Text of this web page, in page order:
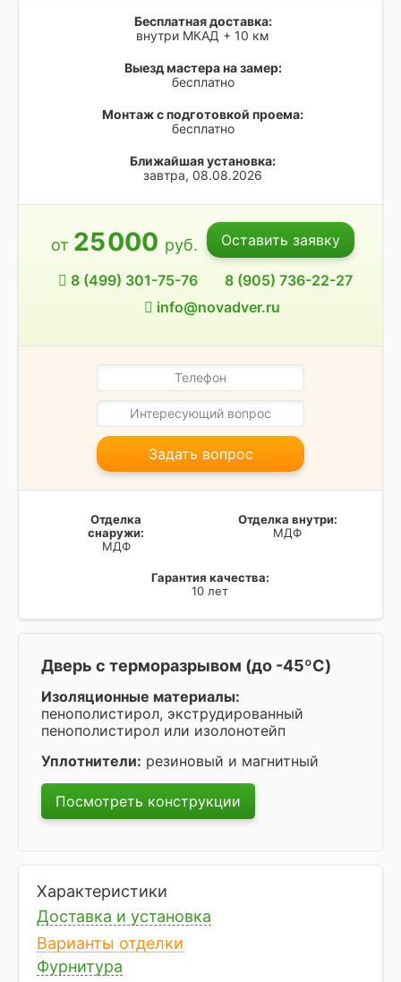
Бесплатная доставка:
внутри МКАД + 10 км
Выезд мастера на замер:
бесплатно
Монтаж с подготовкой проема:
бесплатно
Ближайшая установка:
завтра, 08.08.2026
от 25000 руб. Оставить заявку
8 (499) 301-75-76
8 (905) 736-22-27
info@novadver.ru
Задать вопрос
Отделка
снаружи:
МДФ
Отделка внутри:
МДФ
Гарантия качества:
10 лет
Дверь с терморазрывом (до -45ºC)
Изоляционные материалы:
пенополистирол, экструдированный
пенополистирол или изолонотейп
Уплотнители: резиновый и магнитный
Посмотреть конструкции
Характеристики
Доставка и установка
Варианты отделки
Фурнитура